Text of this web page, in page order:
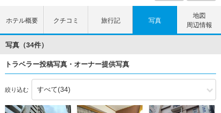
ホテル概要 クチコミ 旅行記 写真
地図
周辺情報
写真（34件）
トラベラー投稿写真・オーナー提供写真
絞り込む